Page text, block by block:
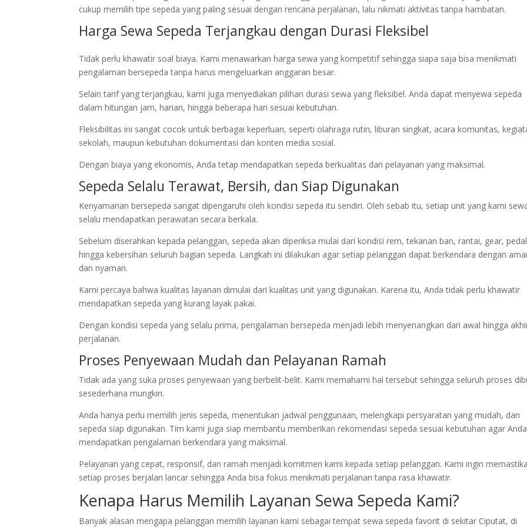
cukup memilih tipe sepeda yang paling sesuai dengan rencana perjalanan, lalu nikmati aktivitas tanpa hambatan.
Harga Sewa Sepeda Terjangkau dengan Durasi Fleksibel
Tidak perlu khawatir soal biaya. Kami menawarkan harga sewa yang kompetitif sehingga siapa saja bisa menikmati
pengalaman bersepeda tanpa harus mengeluarkan anggaran besar.
Selain tarif yang terjangkau, kami juga menyediakan pilihan durasi sewa yang fleksibel. Anda dapat menyewa sepeda
dalam hitungan jam, harian, hingga beberapa hari sesuai kebutuhan.
Fleksibilitas ini sangat cocok untuk berbagai keperluan, seperti olahraga rutin, liburan singkat, acara komunitas,
sekolah, maupun kebutuhan dokumentasi dan konten media sosial.
Dengan biaya yang ekonomis, Anda tetap mendapatkan sepeda berkualitas dan pelayanan yang maksimal.
Sepeda Selalu Terawat, Bersih, dan Siap Digunakan
Kenyamanan bersepeda sangat dipengaruhi oleh kondisi sepeda itu sendiri. Oleh sebab itu, setiap unit yang kami
selalu mendapatkan perawatan secara berkala.
Sebelum diserahkan kepada pelanggan, sepeda akan diperiksa mulai dari kondisi rem, tekanan ban, rantai, gear,
hingga kebersihan seluruh bagian sepeda. Langkah ini dilakukan agar setiap pelanggan dapat berkendara dengan
dan nyaman.
Kami percaya bahwa kualitas layanan dimulai dari kualitas unit yang digunakan. Karena itu, Anda tidak perlu khawatir
mendapatkan sepeda yang kurang layak pakai.
Dengan kondisi sepeda yang selalu prima, pengalaman bersepeda menjadi lebih menyenangkan dari awal hingga
perjalanan.
Proses Penyewaan Mudah dan Pelayanan Ramah
Tidak ada yang suka proses penyewaan yang berbelit-belit. Kami memahami hal tersebut sehingga seluruh proses
sesederhana mungkin.
Anda hanya perlu memilih jenis sepeda, menentukan jadwal penggunaan, melengkapi persyaratan yang mudah, dan
sepeda siap digunakan. Tim kami juga siap membantu memberikan rekomendasi sepeda sesuai kebutuhan agar Anda
mendapatkan pengalaman berkendara yang maksimal.
Pelayanan yang cepat, responsif, dan ramah menjadi komitmen kami kepada setiap pelanggan. Kami ingin
setiap proses berjalan lancar sehingga Anda bisa fokus menikmati perjalanan tanpa rasa khawatir.
Kenapa Harus Memilih Layanan Sewa Sepeda Kami?
Banyak alasan mengapa pelanggan memilih layanan kami sebagai tempat sewa sepeda favorit di sekitar Ciputat, di